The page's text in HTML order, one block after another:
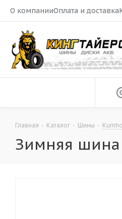
О компанииОплата и доставка
Главная - Каталог - Шины - Kumho
Зимняя шина